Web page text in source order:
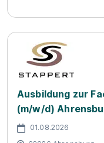
Ausbildung zur
(m/w/d)
01.08.2026